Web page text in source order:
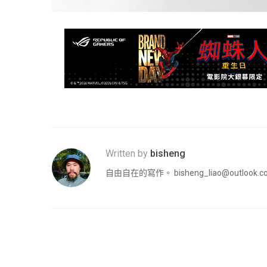
Written by bisheng
自由自在的寫作。